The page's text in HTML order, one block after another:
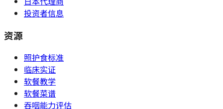
投资者信息
资源
照护食标准
临床实证
软餐教学
软餐菜谱
吞咽能力评估